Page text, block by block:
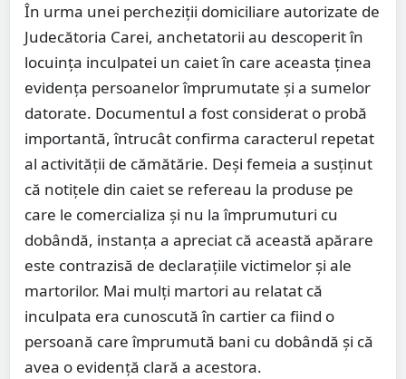
În urma unei percheziții domiciliare autorizate de
Judecătoria Carei, anchetatorii au descoperit în
locuința inculpatei un caiet în care aceasta ținea
evidența persoanelor împrumutate și a sumelor
datorate. Documentul a fost considerat o probă
importantă, întrucât confirma caracterul repetat
al activității de cămătărie. Deși femeia a susținut
că notițele din caiet se refereau la produse pe
care le comercializa și nu la împrumuturi cu
dobândă, instanța a apreciat că această apărare
este contrazisă de declarațiile victimelor și ale
martorilor. Mai mulți martori au relatat că
inculpata era cunoscută în cartier ca fiind o
persoană care împrumută bani cu dobândă și că
avea o evidență clară a acestora.